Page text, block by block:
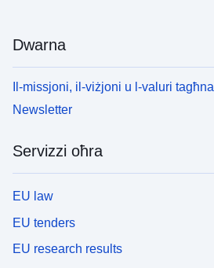
Dwarna
Il-missjoni, il-viżjoni u l-valuri tagħna
Newsletter
Servizzi oħra
EU law
EU tenders
EU research results